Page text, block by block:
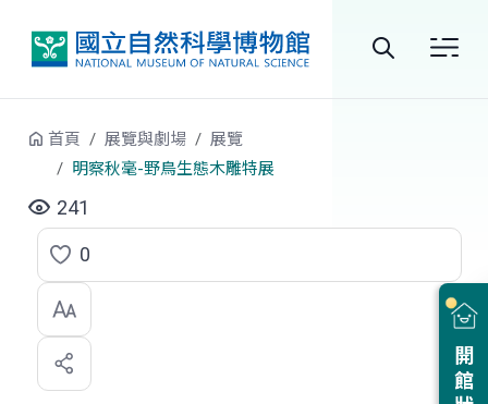
首頁 展覽與劇場
展覽
明察秋毫-野鳥生態木雕特展
241
點
選
喜
歡
0